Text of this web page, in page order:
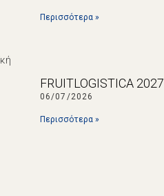
Περισσότερα »
FRUITLOGISTICA 2027
06/07/2026
Περισσότερα »